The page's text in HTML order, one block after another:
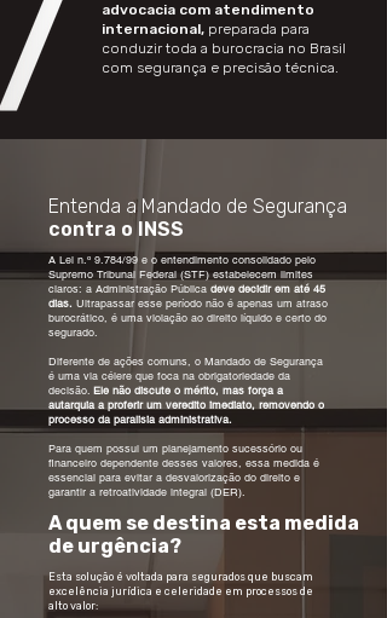
advocacia com atendimento
internacional, preparada para
conduzir toda a burocracia no Brasil
com segurança e precisão técnica.
Entenda a Mandado de Segurança
contra o INSS
A Lei n.º 9.784/99 e o entendimento consolidado pelo
Supremo Tribunal Federal (STF) estabelecem limites
claros: a Administração Pública deve decidir em até 45
dias. Ultrapassar esse período não é apenas um atraso
burocrático, é uma violação ao direito líquido e certo do
segurado.
Diferente de ações comuns, o Mandado de Segurança
é uma via célere que foca na obrigatoriedade da
decisão. Ele não discute o mérito, mas força a
autarquia a proferir um veredito imediato, removendo o
processo da paralisia administrativa.
Para quem possui um planejamento sucessório ou
financeiro dependente desses valores, essa medida é
essencial para evitar a desvalorização do direito e
garantir a retroatividade integral (DER).
A quem se destina esta medida
de urgência?
Esta solução é voltada para segurados que buscam
excelência jurídica e celeridade em processos de
alto valor: